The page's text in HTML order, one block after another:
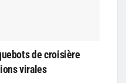
de croisière
virales